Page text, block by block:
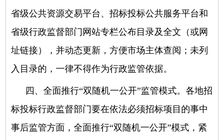
省级公共资源交易平台、招标投标公共服务平台和
省级行政监督部门网站专栏公布目录及全文（或网
址链接），并动态更新，方便市场主体查阅；未列
入目录的，一律不得作为行政监管依据。
四、全面推行“双随机一公开”监管模式。 各地招
标投标行政监督部门要在依法必须招标项目的事中
事后监管方面，全面推行“双随机一公开”模式，紧